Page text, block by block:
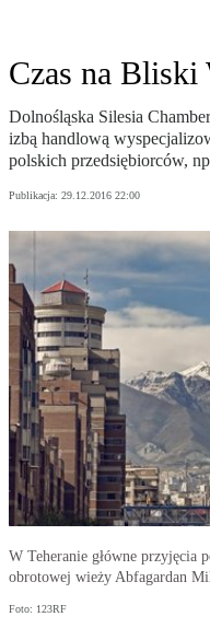
Czas na Bliski
Dolnośląska Silesia
izbą handlową
polskich przedsiębiorców,
Publikacja: 29.12.2016 22:00
W Teheranie główne przyjęcia
obrotowej wieży Abfagardan
Foto: 123RF